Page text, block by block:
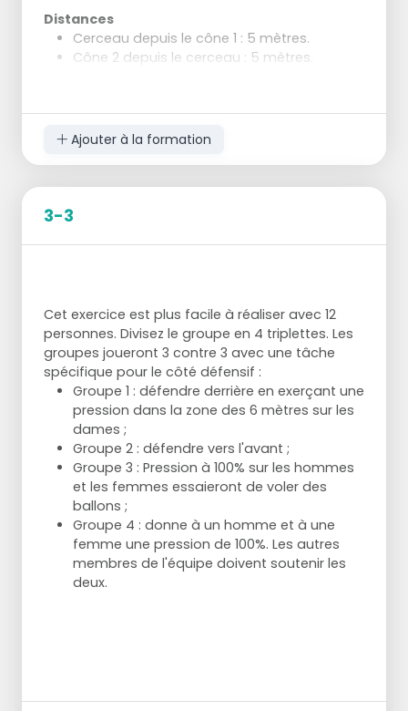
Distances
Cerceau depuis le cône 1 : 5 mètres.
Cône 2 depuis le cerceau : 5 mètres.
Ajouter à la formation
3-3
Cet exercice est plus facile à réaliser avec 12
personnes. Divisez le groupe en 4 triplettes. Les
groupes joueront 3 contre 3 avec une tâche
spécifique pour le côté défensif :
Groupe 1 : défendre derrière en exerçant une
pression dans la zone des 6 mètres sur les
dames ;
Groupe 2 : défendre vers l'avant ;
Groupe 3 : Pression à 100% sur les hommes
et les femmes essaieront de voler des
ballons ;
Groupe 4 : donne à un homme et à une
femme une pression de 100%. Les autres
membres de l'équipe doivent soutenir les
deux.